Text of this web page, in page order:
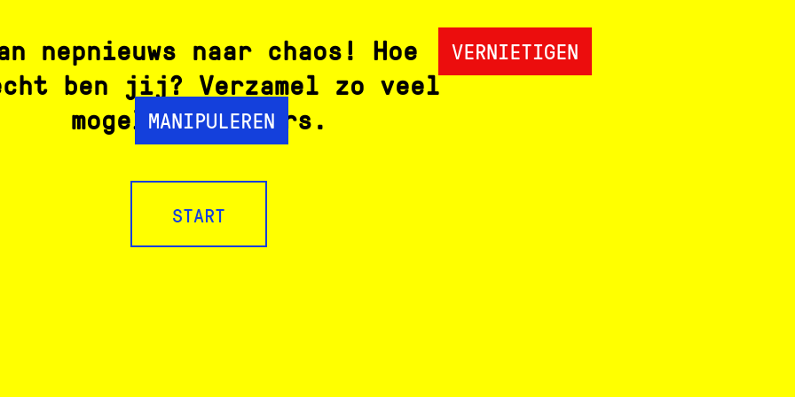
nepnieuws naar chaos! Hoe
ben jij? Verzamel zo veel
mogelijk volgers.
START
MANIPULEREN
VERNIETIGEN